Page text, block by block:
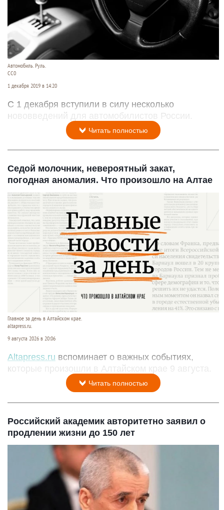
Автомобиль. Руль.
СС0
1 декабря 2019 в 14:20
С 1 декабря вступили в силу несколько
нововведений для автомобилистов России.
Читать полностью
Седой молочник, невероятный закат,
погодная аномалия. Что произошло на Алтае
Главное за день в Алтайском крае.
altapress.ru.
9 августа 2026 в 20:06
Altapress.ru вспоминает о важных событиях,
которые произошли в Алтайском крае 9 августа.
Читать полностью
Российский академик авторитетно заявил о
продлении жизни до 150 лет